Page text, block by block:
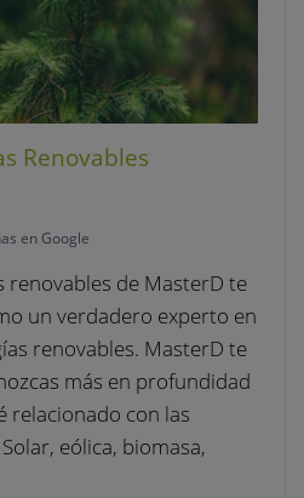
Renovables
en Google
renovables de MasterD te
un verdadero experto en
renovables. MasterD te
más en profundidad
relacionado con las
eólica, biomasa,